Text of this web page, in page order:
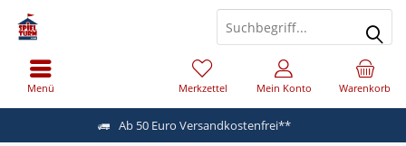
Ab 50 Euro Versandkostenfrei**
Menü Warenkorb
Merkzettel Mein Konto